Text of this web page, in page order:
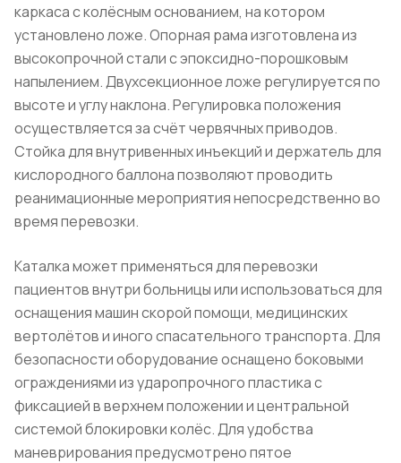
каркаса с колёсным основанием, на котором
установлено ложе. Опорная рама изготовлена из
высокопрочной стали с эпоксидно-порошковым
напылением. Двухсекционное ложе регулируется по
высоте и углу наклона. Регулировка положения
осуществляется за счёт червячных приводов.
Стойка для внутривенных инъекций и держатель для
кислородного баллона позволяют проводить
реанимационные мероприятия непосредственно во
время перевозки.
Каталка может применяться для перевозки
пациентов внутри больницы или использоваться для
оснащения машин скорой помощи, медицинских
вертолётов и иного спасательного транспорта. Для
безопасности оборудование оснащено боковыми
ограждениями из ударопрочного пластика с
фиксацией в верхнем положении и центральной
системой блокировки колёс. Для удобства
маневрирования предусмотрено пятое